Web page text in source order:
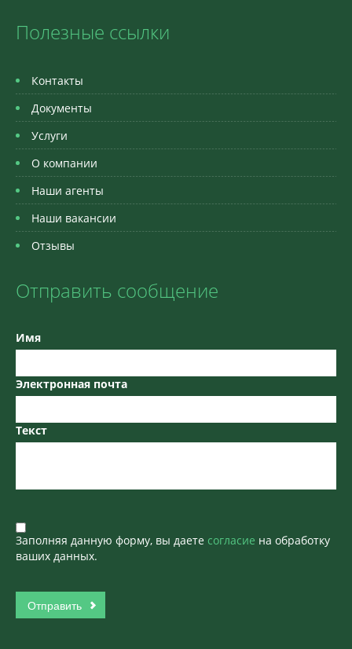
Полезные ссылки
Контакты
Документы
Услуги
О компании
Наши агенты
Наши вакансии
Отзывы
Отправить сообщение
Имя
Электронная почта
Текст
Заполняя данную форму, вы даете согласие на обработку
ваших данных.